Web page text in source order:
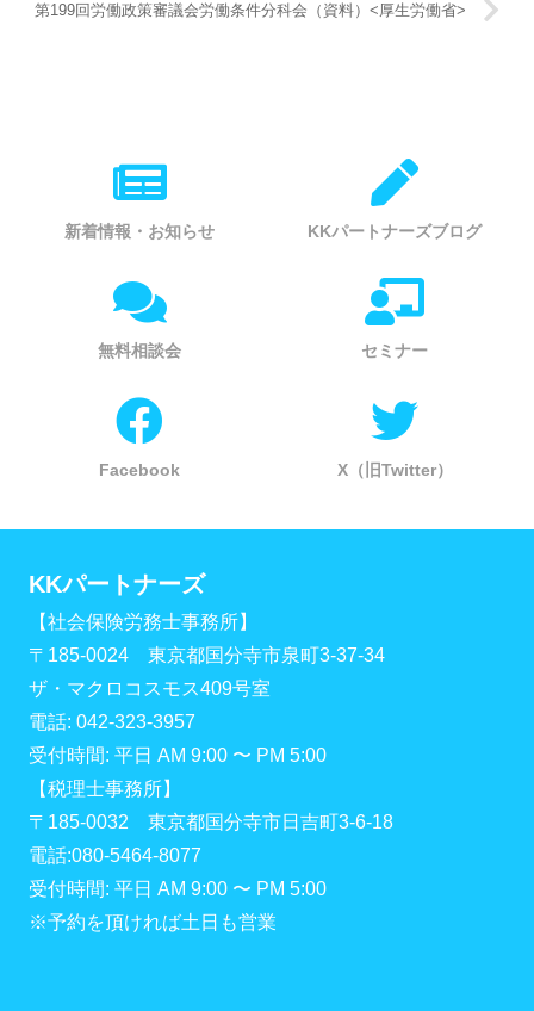
第199回労働政策審議会労働条件分科会（資料）<厚生労働省>
新着情報・お知らせ KKパートナーズブログ
無料相談会 セミナー
Facebook X（旧Twitter）
KKパートナーズ
【社会保険労務士事務所】
〒185-0024 東京都国分寺市泉町3-37-34
ザ・マクロコスモス409号室
電話: 042-323-3957
受付時間: 平日 AM 9:00 〜 PM 5:00
【税理士事務所】
〒185-0032 東京都国分寺市日吉町3-6-18
電話:080-5464-8077
受付時間: 平日 AM 9:00 〜 PM 5:00
※予約を頂ければ土日も営業